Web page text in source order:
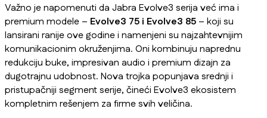
Važno je napomenuti da Jabra Evolve3 serija već ima i
premium modele – Evolve3 75 i Evolve3 85 – koji su
lansirani ranije ove godine i namenjeni su najzahtevnijim
komunikacionim okruženjima. Oni kombinuju naprednu
redukciju buke, impresivan audio i premium dizajn za
dugotrajnu udobnost. Nova trojka popunjava srednji i
pristupačniji segment serije, čineći Evolve3 ekosistem
kompletnim rešenjem za firme svih veličina.